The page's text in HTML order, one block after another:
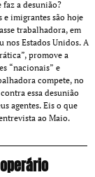
faz a desunião?
e imigrantes são hoje
trabalhadora, em
nos Estados Unidos. A
promove a
“nacionais” e
compete, no
essa desunião
agentes. Eis o que
ao Maio.